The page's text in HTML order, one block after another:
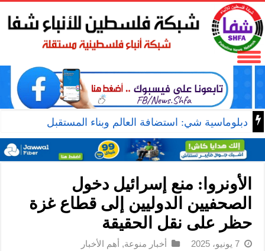
دبلوماسية شي: استضافة العالم وبناء المستقبل
الأونروا: منع إسرائيل دخول
الصحفيين الدوليين إلى قطاع غزة
حظر على نقل الحقيقة
7 يونيو، 2025 أخبار منوعة, أهم الأخبار